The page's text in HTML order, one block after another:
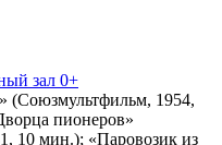
зал 0+
1954,
пионеров»
10 мин.); «Паровозик из